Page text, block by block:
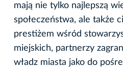
mają nie tylko najlepszą
społeczeństwa, ale także
prestiżem wśród
miejskich, partnerzy
władz miasta jako do